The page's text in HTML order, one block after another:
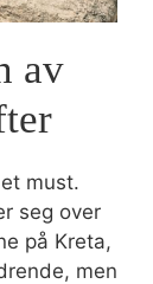
av
must.
seg over
på Kreta,
men